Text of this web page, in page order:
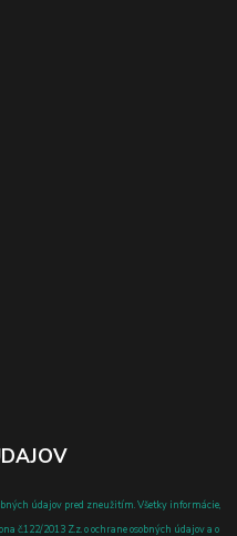
údajov pred zneužitím. Všetky informácie,
č.122/2013 Z.z. o ochrane osobných údajov a o